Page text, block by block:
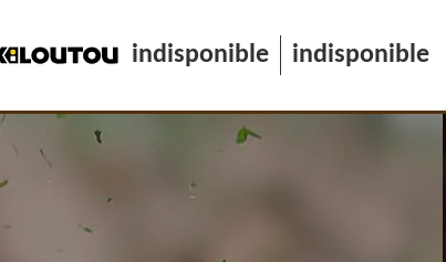
indisponible indisponible